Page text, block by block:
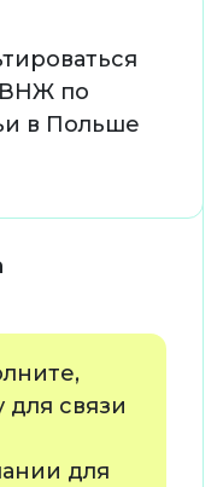
ВНЖ по
в Польше
для связи
для